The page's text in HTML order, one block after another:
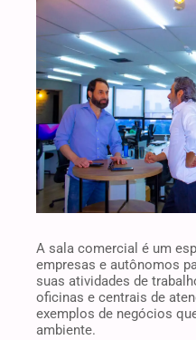
A sala comercial é um
empresas e autônomos
suas atividades de
oficinas e centrais de
exemplos de negócios
ambiente.